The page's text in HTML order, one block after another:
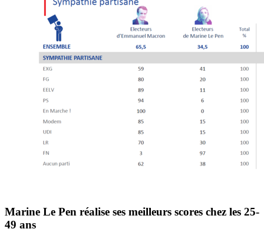
Marine Le Pen réalise ses meilleurs scores chez les 25-
49 ans